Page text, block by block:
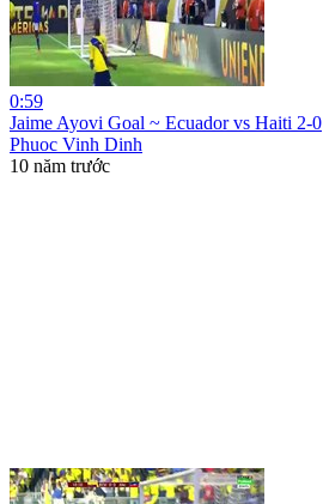
0:59
Jaime Ayovi Goal ~ Ecuador vs Haiti 2-0
Phuoc Vinh Dinh
10 năm trước